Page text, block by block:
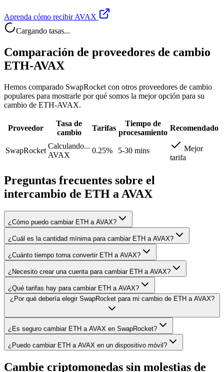
Aprenda cómo recibir AVAX
Cargando tasas...
Comparación de proveedores de cambio
ETH-AVAX
Hemos comparado SwapRocket con otros proveedores de cambio
populares para mostrarle por qué somos la mejor opción para su
cambio de ETH-AVAX.
Proveedor
Tasa de
cambio
Tarifas
Tiempo de
procesamiento
Recomendado
SwapRocket
Calculando...
AVAX
0.25% 5-30 mins
Mejor
tarifa
Preguntas frecuentes sobre el
intercambio de ETH a AVAX
¿Cómo puedo cambiar ETH a AVAX?
¿Cuál es la cantidad mínima para cambiar ETH a AVAX?
¿Cuánto tiempo toma convertir ETH a AVAX?
¿Necesito crear una cuenta para cambiar ETH a AVAX?
¿Qué tarifas hay para cambiar ETH a AVAX?
¿Por qué debería elegir SwapRocket para mi cambio de ETH a AVAX?
¿Es seguro cambiar ETH a AVAX en SwapRocket?
¿Puedo cambiar ETH a AVAX en un dispositivo móvil?
Cambie criptomonedas sin molestias de